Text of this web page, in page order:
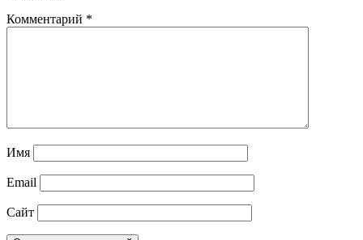
Комментарий *
Имя
Email
Сайт